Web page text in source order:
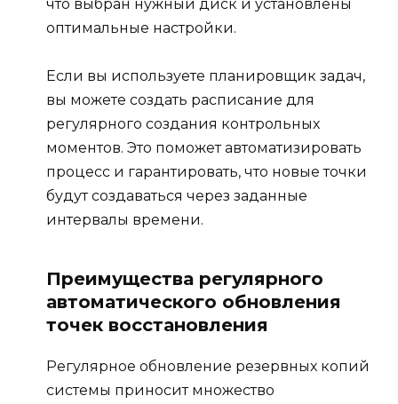
что выбран нужный диск и установлены
оптимальные настройки.
Если вы используете планировщик задач,
вы можете создать расписание для
регулярного создания контрольных
моментов. Это поможет автоматизировать
процесс и гарантировать, что новые точки
будут создаваться через заданные
интервалы времени.
Преимущества регулярного
автоматического обновления
точек восстановления
Регулярное обновление резервных копий
системы приносит множество